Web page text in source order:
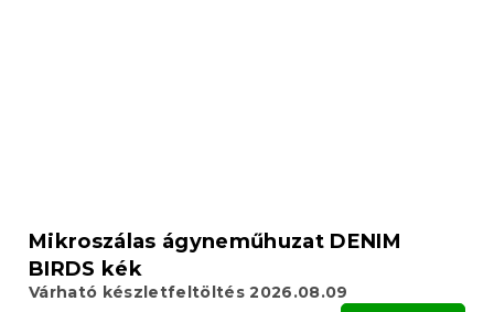
Mikroszálas ágyneműhuzat DENIM
BIRDS kék
Várható készletfeltöltés 2026.08.09